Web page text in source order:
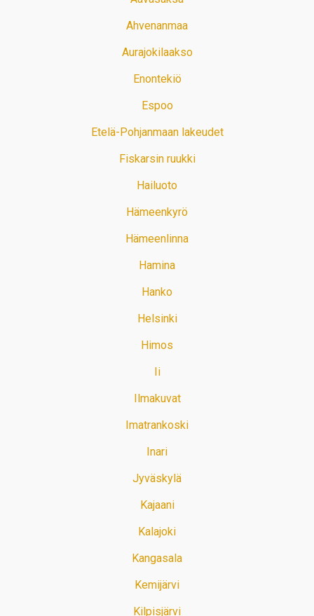
Ahvenanmaa
Aurajokilaakso
Enontekiö
Espoo
Etelä-Pohjanmaan lakeudet
Fiskarsin ruukki
Hailuoto
Hämeenkyrö
Hämeenlinna
Hamina
Hanko
Helsinki
Himos
Ii
Ilmakuvat
Imatrankoski
Inari
Jyväskylä
Kajaani
Kalajoki
Kangasala
Kemijärvi
Kilpisjärvi